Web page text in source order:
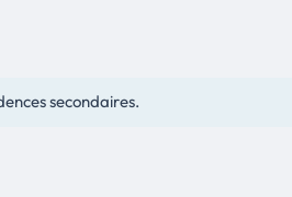
secondaires.